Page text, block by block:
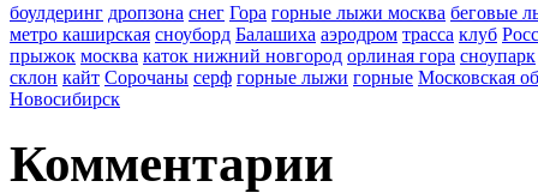
боулдеринг дропзона снег Гора горные лыжи москва беговые
метро каширская сноуборд Балашиха аэродром трасса клуб
прыжок москва каток нижний новгород орлиная гора сноупарк
склон кайт Сорочаны серф горные лыжи горные Московская
Новосибирск
Комментарии